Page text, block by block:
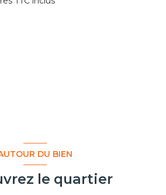
DU BIEN
le quartier